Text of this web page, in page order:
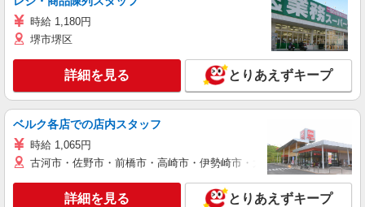
時給 1,180円
堺市堺区
詳細を見る とりあえずキープ
ベルク各店での店内スタッフ
時給 1,065円
古河市・佐野市・前橋市・高崎市・伊勢崎市・太田市・館林市・藤
詳細を見る とりあえずキープ